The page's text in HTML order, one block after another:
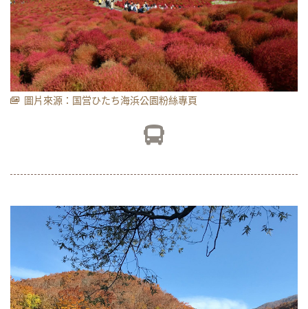
圖片來源：国営ひたち海浜公園粉絲專頁